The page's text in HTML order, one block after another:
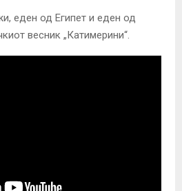
еден од Египет и еден од
весник „Катимерини“.